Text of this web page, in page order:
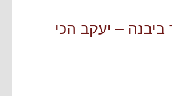
ביבנה – יעקב הכי